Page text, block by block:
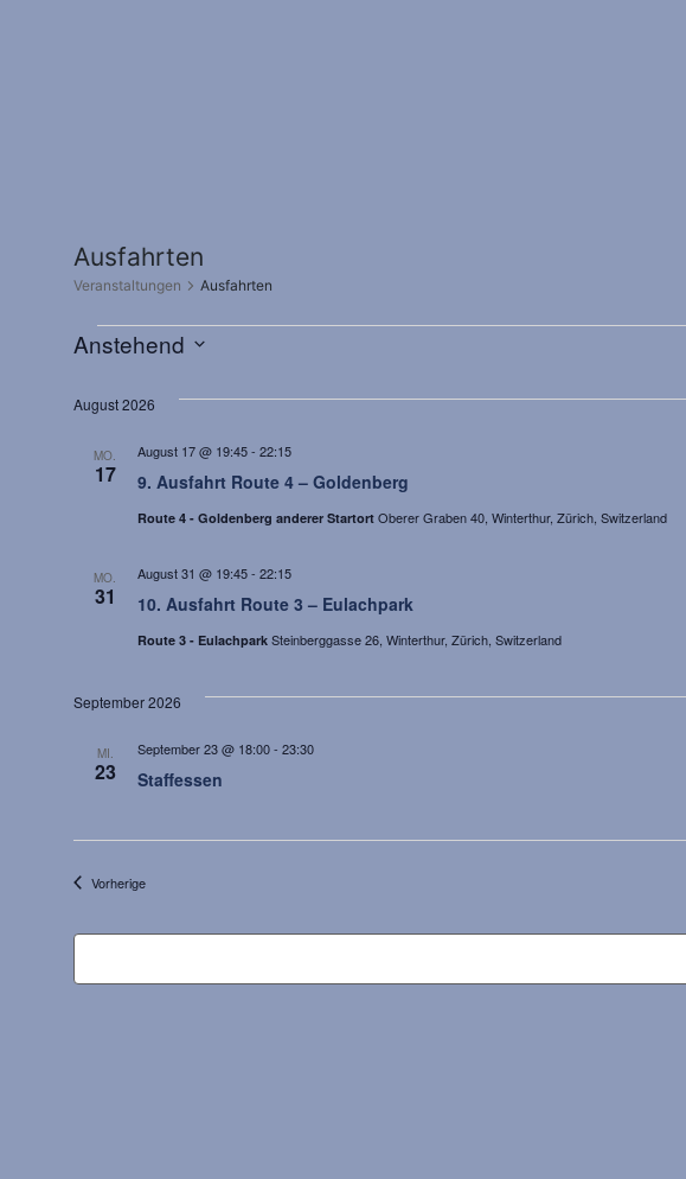
Ausfahrten
Veranstaltungen Ausfahrten
Veranstaltungen
Anstehend
wählen.
August 2026
MO.
17 9. Ausfahrt Route 4 – Goldenberg
August 17 @ 19:45- 22:15
Route 4 - Goldenberg anderer Startort Oberer Graben 40, Winterthur, Zürich, Switzerland
MO.
31 10. Ausfahrt Route 3 – Eulachpark
August 31 @ 19:45- 22:15
Route 3 - Eulachpark Steinberggasse 26, Winterthur, Zürich, Switzerland
September 2026
MI.
23 Staffessen
September 23 @ 18:00- 23:30
VorherigeVeranstaltungen